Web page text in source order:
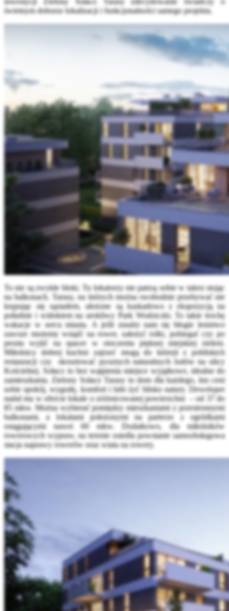
świetnym doborze lokalizacji i funkcjonalności samego projektu.
To nie są zwykłe bloki. Tu lokatorzy nie patrzą sobie w talerz stojąc
na balkonach. Tarasy, na których można swobodnie przebywać nie
krępując się sąsiadem, ułożone są kaskadowo z ekspozycją na
południe i widokiem na urokliwy Park Wodziczki. To takie trochę
wakacje w sercu miasta. A jeśli znudzi nam się błogie lenistwo
zawsze możemy wsiąść na rower, założyć rolki, pobiegać czy po
prostu wyjść na spacer w otoczeniu pięknej miejskiej zieleni.
Miłośnicy dobrej kuchni zajrzeć mogą do którejś z pobliskich
restauracji czy skosztować pysznych naturalnych lodów na ulicy
Kościelnej. Sołacz to bez wątpienia miejsce wyjątkowe, idealne do
zamieszkania. Zielony Sołacz Tarasy to dom dla każdego, kto ceni
sobie spokój, wygodę, komfort i lubi żyć blisko natury. Deweloper
nadal ma w ofercie lokale o zróżnicowanej powierzchni – od 37 do
85 mkw. Można wybierać pomiędzy mieszkaniami z przestronnymi
balkonami, a lokalami położonymi na parterze z ogródkami
osiągającymi nawet 60 mkw. Dodatkowo, dla miłośników
rowerowych wypraw, na terenie osiedla powstanie samoobsługowa
stacja naprawy rowerów oraz wiata na rowery.